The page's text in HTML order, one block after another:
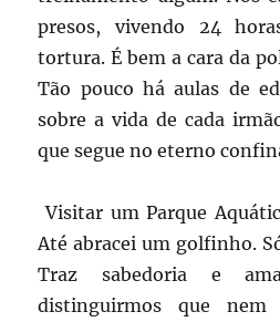
presos, vivendo 24
tortura. É bem a cara da
Tão pouco há aulas de
sobre a vida de cada
que segue no eterno
Visitar um Parque
Até abracei um golfinho.
Traz sabedoria e
distinguirmos que